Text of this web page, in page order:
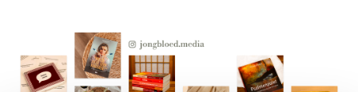
mijn bijbelstudies, vanwege de vele praktische
commentaren over de bijbelverzen. Ook zijn de
‘persoonsbeschrijvingen’ heel interessant om te
lezen. Geeft je echt inzicht over wie een persoon